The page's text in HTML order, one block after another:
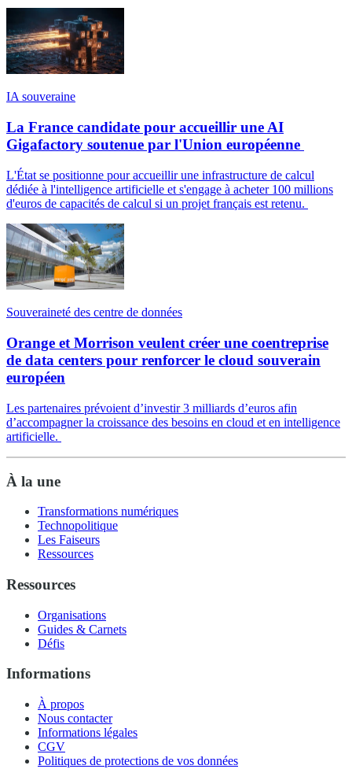
IA souveraine
La France candidate pour accueillir une AI
Gigafactory soutenue par l'Union européenne
L'État se positionne pour accueillir une infrastructure de calcul
dédiée à l'intelligence artificielle et s'engage à acheter 100 millions
d'euros de capacités de calcul si un projet français est retenu.
Souveraineté des centre de données
Orange et Morrison veulent créer une coentreprise
de data centers pour renforcer le cloud souverain
européen
Les partenaires prévoient d’investir 3 milliards d’euros afin
d’accompagner la croissance des besoins en cloud et en intelligence
artificielle.
À la une
Transformations numériques
Technopolitique
Les Faiseurs
Ressources
Ressources
Organisations
Guides & Carnets
Défis
Informations
À propos
Nous contacter
Informations légales
CGV
Politiques de protections de vos données